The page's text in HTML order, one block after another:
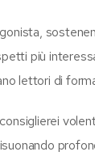
più
lettori di